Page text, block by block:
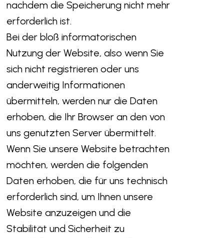
nachdem die Speicherung nicht mehr
erforderlich ist.
Bei der bloß informatorischen
Nutzung der Website, also wenn Sie
sich nicht registrieren oder uns
anderweitig Informationen
übermitteln, werden nur die Daten
erhoben, die Ihr Browser an den von
uns genutzten Server übermittelt.
Wenn Sie unsere Website betrachten
möchten, werden die folgenden
Daten erhoben, die für uns technisch
erforderlich sind, um Ihnen unsere
Website anzuzeigen und die
Stabilität und Sicherheit zu